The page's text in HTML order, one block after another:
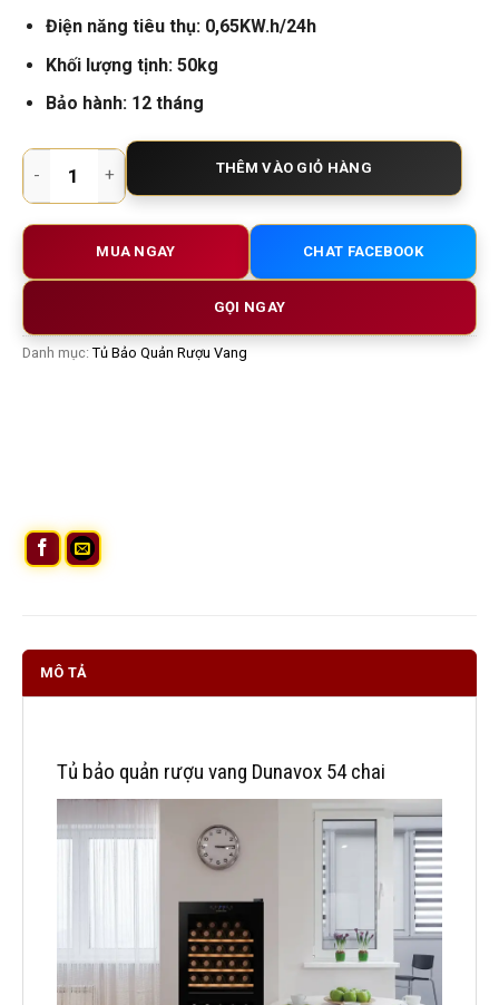
Điện năng tiêu thụ: 0,65KW.h/24h
Khối lượng tịnh: 50kg
Bảo hành: 12 tháng
Tủ bảo quản rượu vang Dunavox 54 chai số lượng
THÊM VÀO GIỎ HÀNG
MUA NGAY CHAT FACEBOOK
GỌI NGAY
Danh mục:Tủ Bảo Quản Rượu Vang
MÔ TẢ
Tủ bảo quản rượu vang Dunavox 54 chai